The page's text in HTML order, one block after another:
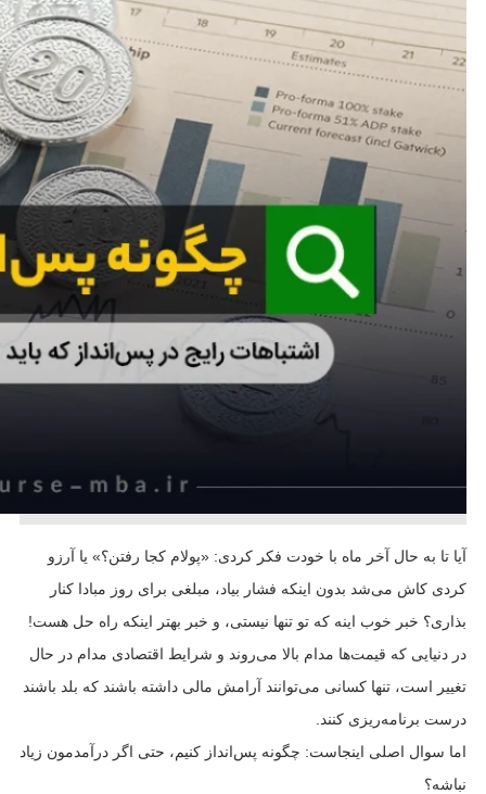
آیا تا به حال آخر ماه با خودت فکر کردی: «پولام کجا رفتن؟» یا آرزو
کردی کاش می‌شد بدون اینکه فشار بیاد، مبلغی برای روز مبادا کنار
بذاری؟ خبر خوب اینه که تو تنها نیستی، و خبر بهتر اینکه راه حل هست!
در دنیایی که قیمت‌ها مدام بالا می‌روند و شرایط اقتصادی مدام در حال
تغییر است، تنها کسانی می‌توانند آرامش مالی داشته باشند که بلد باشند
درست برنامه‌ریزی کنند.
اما سوال اصلی اینجاست: چگونه پس‌انداز کنیم، حتی اگر درآمدمون زیاد
نباشه؟